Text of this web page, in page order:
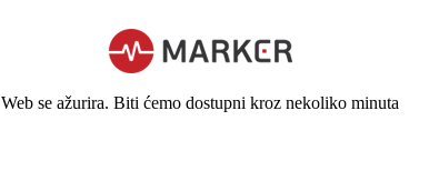
Web se ažurira. Biti ćemo dostupni kroz nekoliko minuta